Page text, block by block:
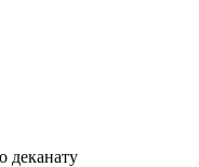
деканату